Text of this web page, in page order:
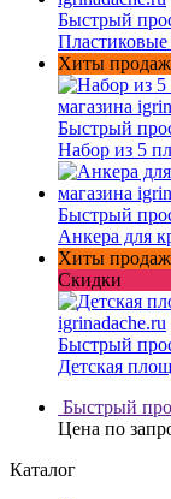
Быстрый
Пластиковые
Хиты продаж
Быстрый
Набор из 5
Быстрый
Анкера для
Хиты продаж
Скидки
Быстрый
Детская
Быстрый
Цена по
Каталог